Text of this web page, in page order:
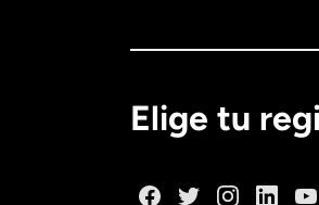
Elige tu